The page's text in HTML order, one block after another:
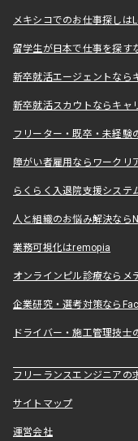
メキシコでのお仕事探し
留学生が日本で仕事を探す
新卒就活エージェントなら
新卒就活スカウトならキャ
フリーター・既卒・未経験
障がい者雇用ならワークリ
らくらく入退院支援システ
人と組織のお悩み解決なら
業務可視化はremopia
オンラインピル診療ならメ
企業研究・選考対策なら
ドライバー・施工管理技士
フリーランスエンジニアの
サイトマップ
運営会社